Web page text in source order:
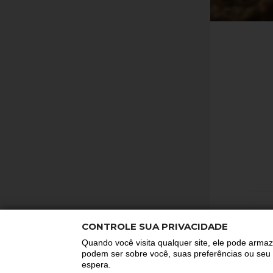
CONTROLE SUA PRIVACIDADE
Quando você visita qualquer site, ele pode
podem ser sobre você, suas preferências ou
espera.